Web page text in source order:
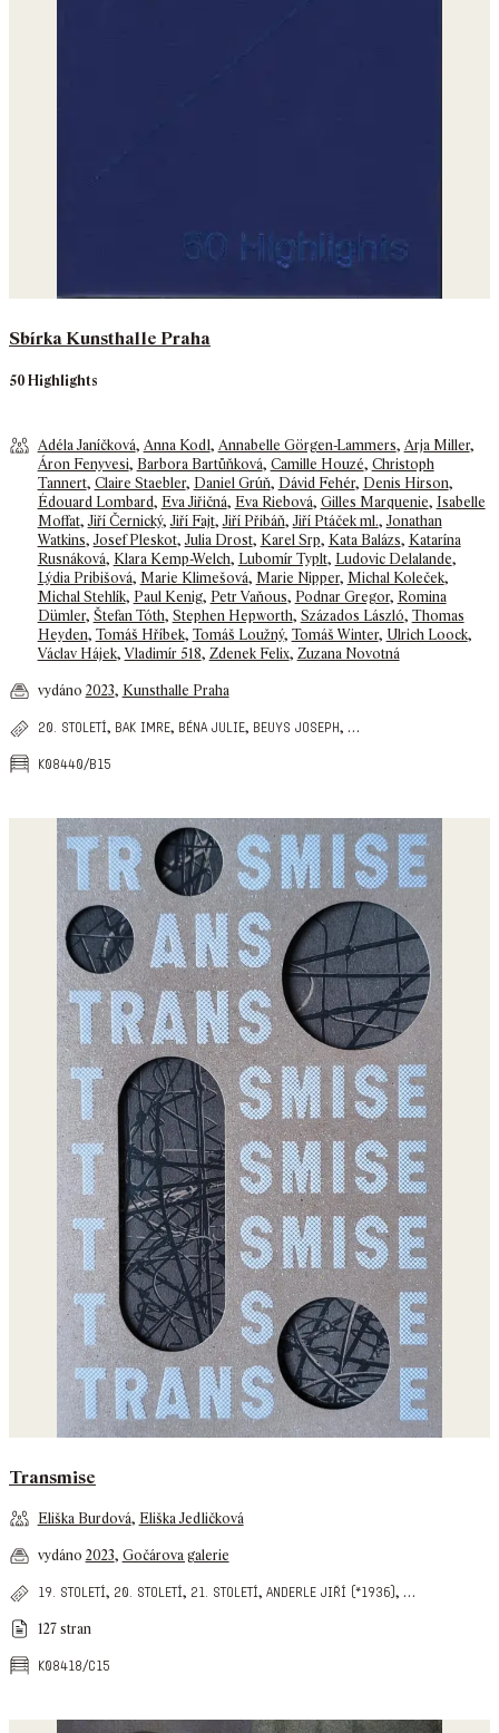
Sbírka Kunsthalle Praha
50 Highlights
Adéla Janíčková, Anna Kodl, Annabelle Görgen-Lammers, Arja Miller,
Áron Fenyvesi, Barbora Bartůňková, Camille Houzé, Christoph
Tannert, Claire Staebler, Daniel Grúň, Dávid Fehér, Denis Hirson,
Édouard Lombard, Eva Jiřičná, Eva Riebová, Gilles Marquenie, Isabelle
Moffat,Jiří Černický,Jiří Fajt,Jiří Přibáň,Jiří Ptáček ml.,Jonathan
Watkins,Josef Pleskot,Julia Drost, Karel Srp, Kata Balázs, Katarína
Rusnáková, Klara Kemp-Welch, Lubomír Typlt, Ludovic Delalande,
Lýdia Pribišová, Marie Klimešová, Marie Nipper, Michal Koleček,
Michal Stehlík, Paul Kenig, Petr Vaňous, Podnar Gregor, Romina
Dümler, Štefan Tóth, Stephen Hepworth, Százados László, Thomas
Heyden, Tomáš Hříbek, Tomáš Loužný, Tomáš Winter, Ulrich Loock,
Václav Hájek, Vladimír 518, Zdenek Felix, Zuzana Novotná
vydáno 2023, Kunsthalle Praha
20. století, bak imre, béna julie, beuys joseph, …
k08440/b15
Transmise
Eliška Burdová, Eliška Jedličková
vydáno 2023, Gočárova galerie
19. století, 20. století, 21. století, anderle jiří (*1936), …
127 stran
k08418/c15